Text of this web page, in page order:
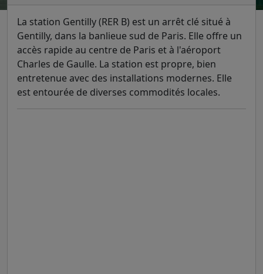
La station Gentilly (RER B) est un arrêt clé situé à
Gentilly, dans la banlieue sud de Paris. Elle offre un
accès rapide au centre de Paris et à l'aéroport
Charles de Gaulle. La station est propre, bien
entretenue avec des installations modernes. Elle
est entourée de diverses commodités locales.